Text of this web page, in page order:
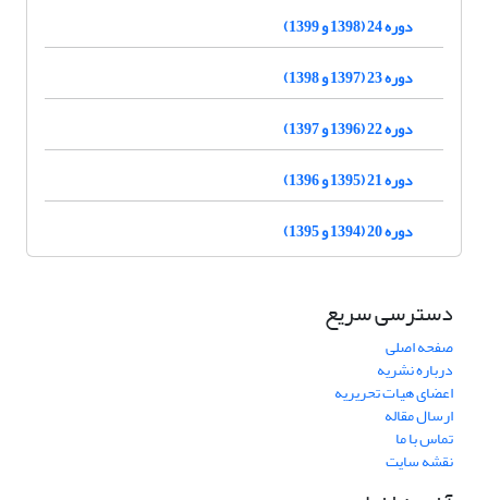
دوره 24 (1398 و 1399)
دوره 23 (1397 و 1398)
دوره 22 (1396 و 1397)
دوره 21 (1395 و 1396)
دوره 20 (1394 و 1395)
دسترسی سریع
صفحه اصلی
درباره نشریه
اعضای هیات تحریریه
ارسال مقاله
تماس با ما
نقشه سایت